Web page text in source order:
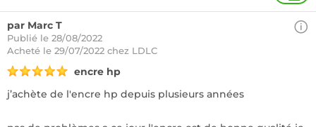
par Marc T
Publié le 28/08/2022
Acheté le 29/07/2022 chez LDLC
encre hp
j’achète de l'encre hp depuis plusieurs années